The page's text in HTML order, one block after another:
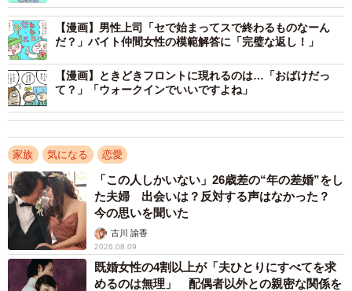
日常生活において「結婚したい」という気持ちが強くなったのは直近で
どのようなシーンがありましたか？（出典：結婚相手紹介サービス「オ
ーネット」調査）
「いつかは結婚をしたいと思っている」と回答した男女に
対して、直近の日常生活の中で、「”結婚したい”という気持
や知人が結婚をすると知ったとき」（男性28.6%、女性
24.7%）が最多に。
次いで、「自身の将来（老後含む）について考えたとき」
（男性20.6%、女性22.0%）、「仲のよさそうな夫婦（また
はカップルを含む）を見かけたとき」（男性20.6％、女性
18.8％）、「自宅で一人でいるときにふと孤独を感じたと
【漫画】男性上司「セで始まってスで終わるものなーん
だ？」バイト仲間女性の模範解答に「完璧な返し！」
【漫画】ときどきフロントに現れるのは…「おばけだっ
て？」「ウォークインでいいですよね」
家族 気になる 恋愛
「この人しかいない」26歳差の“年の差婚”をし
た夫婦 出会いは？反対する声はなかった？
今の思いを聞いた
古川 諭香
2026.08.09
既婚女性の4割以上が「夫ひとりにすべてを求
めるのは無理」 配偶者以外との親密な関係を